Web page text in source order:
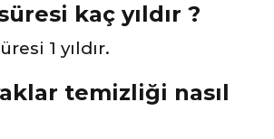
kaç yıldır ?
1 yıldır.
temizliği nasıl